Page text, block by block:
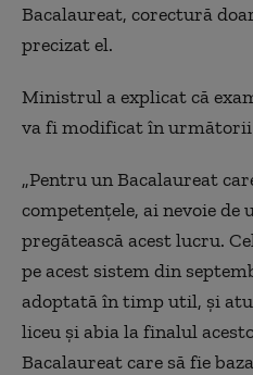
Bacalaureat, corectură
precizat el.
Ministrul a explicat că
va fi modificat în următorii
„Pentru un Bacalaureat
competențele, ai nevoie de
pregătească acest lucru.
pe acest sistem din
adoptată în timp util, și
liceu și abia la finalul
Bacalaureat care să fie